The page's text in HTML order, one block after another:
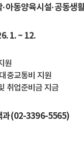
아동양육시설·공동생
1. ~ 12.
원
중교통비 지원
취업준비금 지금
과(02-3396-5565)